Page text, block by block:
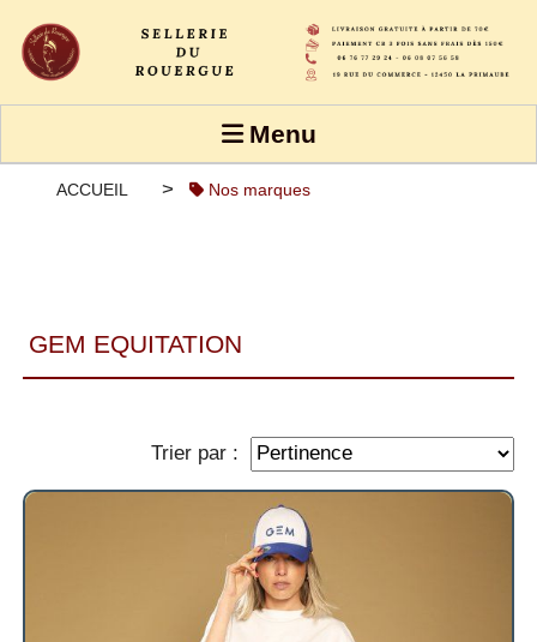
Menu
ACCUEIL Nos marques
GEM EQUITATION
Trier par :